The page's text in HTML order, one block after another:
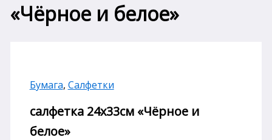
«Чёрное и белое»
Бумага, Салфетки
салфетка 24х33см «Чёрное и
белое»